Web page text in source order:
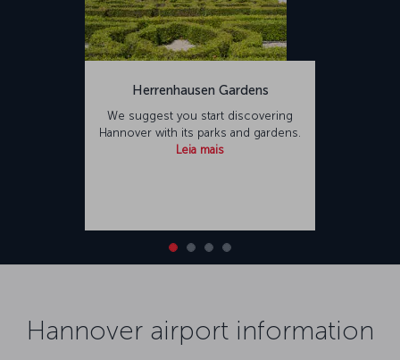
Herrenhausen Gardens
We suggest you start discovering
Hannover with its parks and gardens.
Leia mais
Hannover airport information